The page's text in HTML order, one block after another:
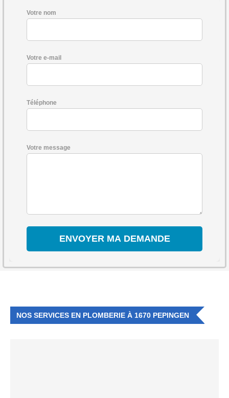
Votre nom
Votre e-mail
Téléphone
Votre message
NOS SERVICES EN PLOMBERIE À 1670 PEPINGEN